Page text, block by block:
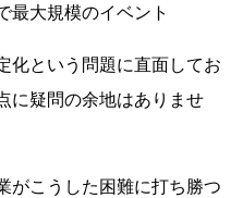
最大規模のイベント
化という問題に直面してお
に疑問の余地はありませ
がこうした困難に打ち勝つ